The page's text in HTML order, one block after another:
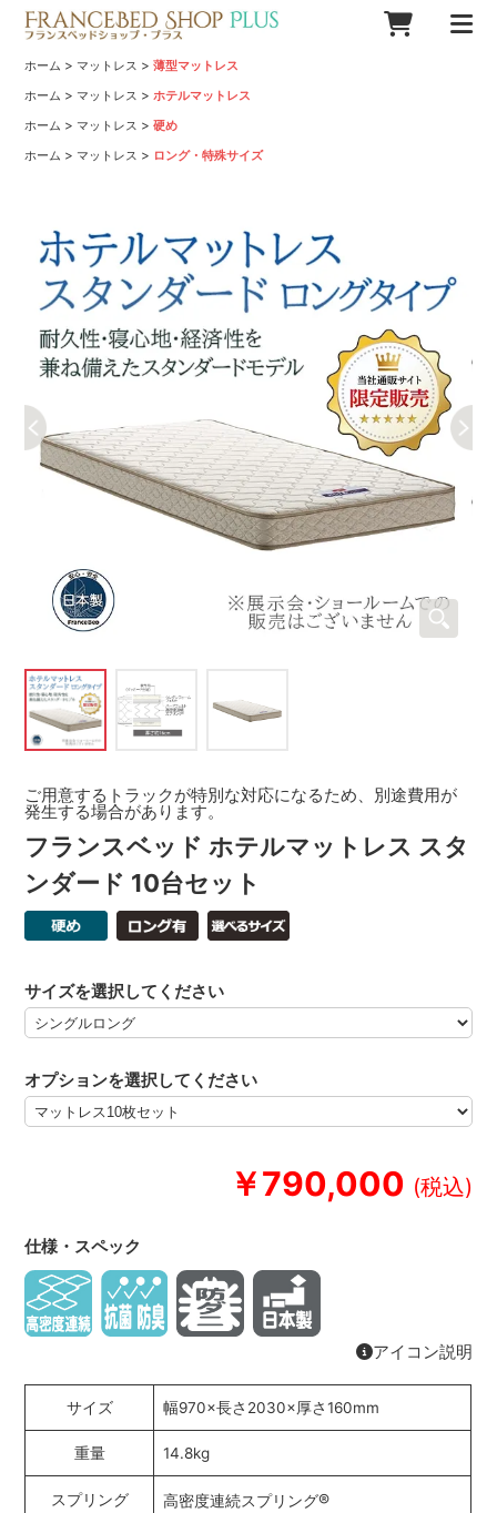
ホーム > マットレス >薄型マットレス
ホーム > マットレス > ホテルマットレス
ホーム > マットレス >硬め
ホーム > マットレス > ロング・特殊サイズ
フランスベッド ホテルマットレス スタ
ンダード 10台セット
ご用意するトラックが特別な対応になるため、別途費用が
発生する場合があります。
￥790,000
サイズを選択してください
オプションを選択してください
仕様・スペック
アイコン説明
サイズ 幅970×長さ2030×厚さ160mm
重量 14.8kg
スプリング 高密度連続スプリング®